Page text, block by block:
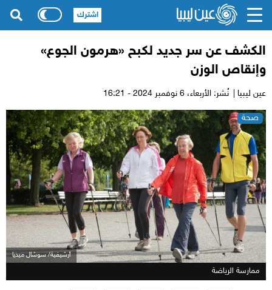
الكشف عن سر جديد لكبح «هرمون الجوع»
وإنقاص الوزن
عين ليبيا | نُشر: الأربعاء،
صحة
أرشيفية/ سوشال ميديا
ممارسة الرياضة
اشترك